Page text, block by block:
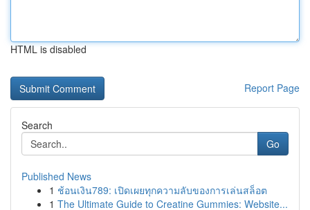
HTML is disabled
Report Page
Search
Go
Published News
1 ช้อนเงิน789: เปิดเผยทุกความลับของการเล่นสล็อต
1 The Ultimate Guide to Creatine Gummies: Website...